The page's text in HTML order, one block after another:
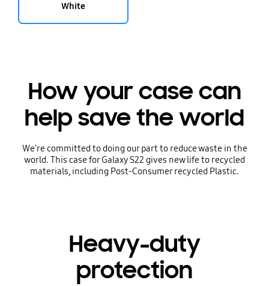
White
How your case can
help save the world
We're committed to doing our part to reduce waste in the
world. This case for Galaxy S22 gives new life to recycled
materials, including Post-Consumer recycled Plastic.
Heavy-duty
protection